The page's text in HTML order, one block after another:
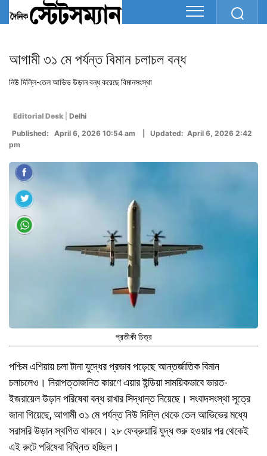
আগামী ৩১ মে পর্যন্ত বিমান চলাচল বন্ধ
নিউ দিল্লি-তেল আভিভ উড়ান বন্ধ করেছে বিমানসংস্থা
Editorial Desk
Delhi
Published: April 6, 2026 10:54 am | Updated: April 6, 2026 2:42
pm
প্রতীকী চিত্র
পশ্চিম এশিয়ায় চলা টানা যুদ্ধের প্রভাব পড়েছে আন্তর্জাতিক বিমান
চলাচলেও। নিরাপত্তাজনিত কারণে এয়ার ইন্ডিয়া সাময়িকভাবে ভারত-
ইজরায়েল উড়ান পরিষেবা বন্ধ রাখার সিদ্ধান্ত নিয়েছে। সংবাদসংস্থা সূত্রে
জানা গিয়েছে, আগামী ৩১ মে পর্যন্ত নিউ দিল্লি থেকে তেল আভিভের মধ্যে
সরাসরি উড়ান স্থগিত থাকবে। ২৮ ফেব্রুয়ারি যুদ্ধ শুরু হওয়ার পর থেকেই
এই রুটে পরিষেবা বিঘ্নিত হচ্ছিল।